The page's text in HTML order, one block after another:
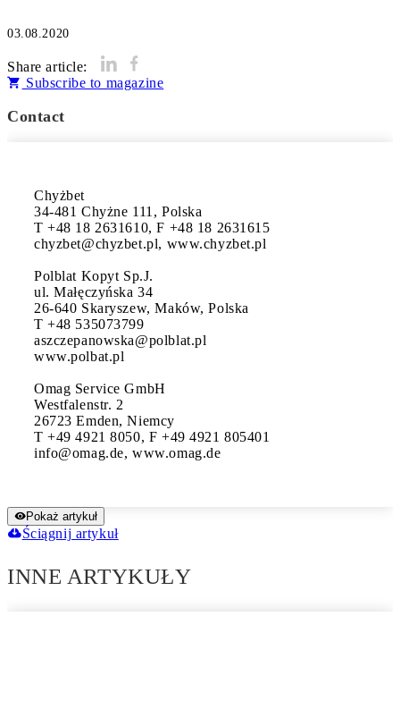
03.08.2020
Share article:
Subscribe to magazine
Contact
Chyżbet
34-481 Chyżne 111, Polska
T +48 18 2631610, F +48 18 2631615
chyzbet@chyzbet.pl, www.chyzbet.pl
Polblat Kopyt Sp.J.
ul. Małęczyńska 34
26-640 Skaryszew, Maków, Polska
T +48 535073799
aszczepanowska@polblat.pl
www.polbat.pl
Omag Service GmbH
Westfalenstr. 2
26723 Emden, Niemcy
T +49 4921 8050, F +49 4921 805401
info@omag.de, www.omag.de
Pokaż artykuł
Ściągnij artykuł
INNE ARTYKUŁY